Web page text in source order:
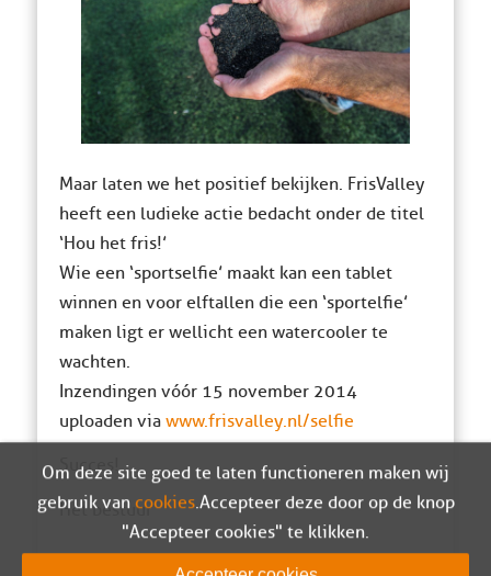
Maar laten we het positief bekijken. FrisValley
heeft een ludieke actie bedacht onder de titel
‘Hou het fris!’
Wie een ‘sportselfie’ maakt kan een tablet
winnen en voor elftallen die een ‘sportelfie’
maken ligt er wellicht een watercooler te
wachten.
Inzendingen vóór 15 november 2014
uploaden via www.frisvalley.nl/selfie
Succes!
Het bestuur
Om deze site goed te laten functioneren maken wij
gebruik van cookies. Accepteer deze door op de knop
"Accepteer cookies" te klikken.